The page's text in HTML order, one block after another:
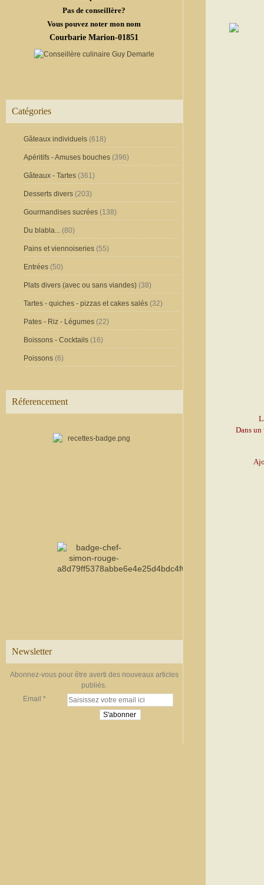
Pas de conseillère?
Vous pouvez noter mon nom
Courbarie Marion-01851
Catégories
Gâteaux individuels (618)
Apéritifs - Amuses bouches (396)
Gâteaux - Tartes (361)
Desserts divers (203)
Gourmandises sucrées (138)
Du blabla... (80)
Pains et viennoiseries (55)
Entrées (50)
Plats divers (avec ou sans viandes) (38)
Tartes - quiches - pizzas et cakes salés (32)
Pates - Riz - Légumes (22)
Boissons - Cocktails (16)
Poissons (6)
Réferencement
Newsletter
Abonnez-vous pour être averti des nouveaux articles
publiés.
Email
Dans